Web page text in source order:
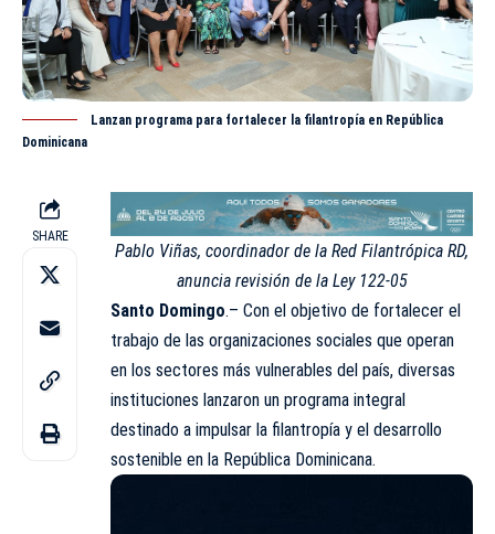
Lanzan programa para fortalecer la filantropía en República
Dominicana
SHARE
Pablo Viñas, coordinador de la Red Filantrópica RD,
anuncia revisión de la Ley 122-05
Santo Domingo.– Con el objetivo de fortalecer el
trabajo de las organizaciones sociales que operan
en los sectores más vulnerables del país, diversas
instituciones lanzaron un programa integral
destinado a impulsar la filantropía y el desarrollo
sostenible en la República Dominicana.